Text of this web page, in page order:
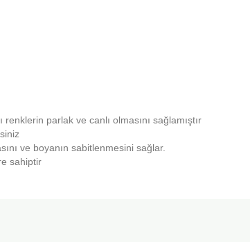
parlak ve canlı olmasını sağlamıştır
ve boyanın sabitlenmesini sağlar.
sahiptir